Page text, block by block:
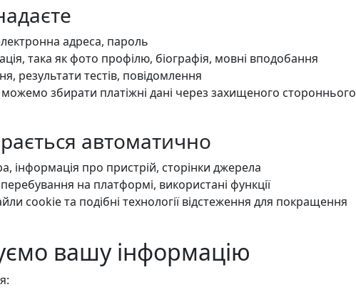
адреса, пароль
така як фото профілю, біографія, мовні вподобання
результати тестів, повідомлення
збирати платіжні дані через захищеного стороннього
автоматично
інформація про пристрій, сторінки джерела
перебування на платформі, використані функції
cookie та подібні технології відстеження для покращення
вашу інформацію